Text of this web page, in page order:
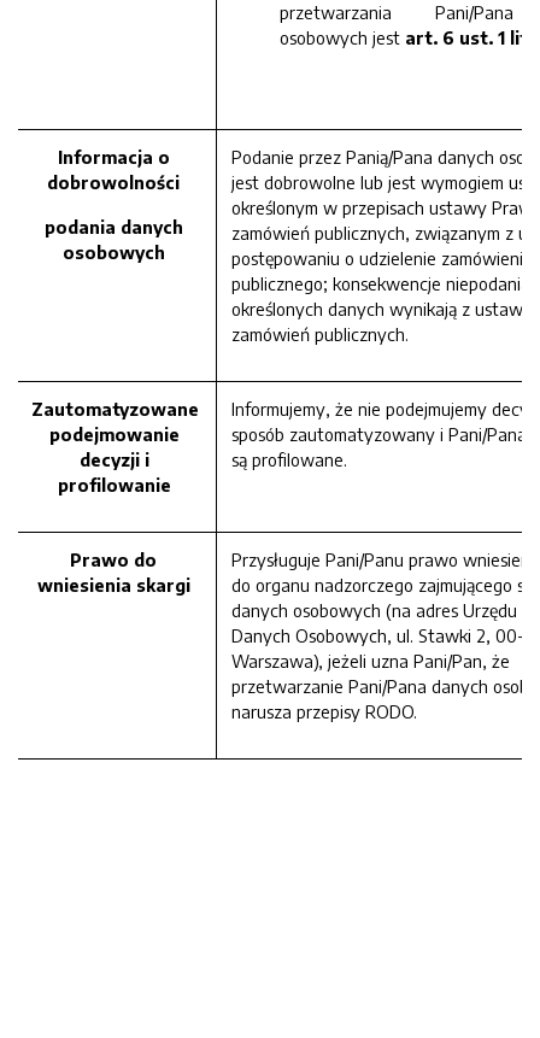
przetwarzania Pani/Pana
osobowych jest art. 6 ust. 1 lit.
Informacja o
dobrowolności
podania danych
osobowych
Podanie przez Panią/Pana danych
jest dobrowolne lub jest wymogiem
określonym w przepisach ustawy
zamówień publicznych, związanym z
postępowaniu o udzielenie zamówienia
publicznego; konsekwencje niepodania
określonych danych wynikają z ustawy
zamówień publicznych.
Zautomatyzowane
podejmowanie
decyzji i
profilowanie
Informujemy, że nie podejmujemy
sposób zautomatyzowany i Pani/Pana
są profilowane.
Prawo do
wniesienia skargi
Przysługuje Pani/Panu prawo
do organu nadzorczego zajmującego
danych osobowych (na adres Urzędu
Danych Osobowych, ul. Stawki 2, 00-
Warszawa), jeżeli uzna Pani/Pan, że
przetwarzanie Pani/Pana danych
narusza przepisy RODO.